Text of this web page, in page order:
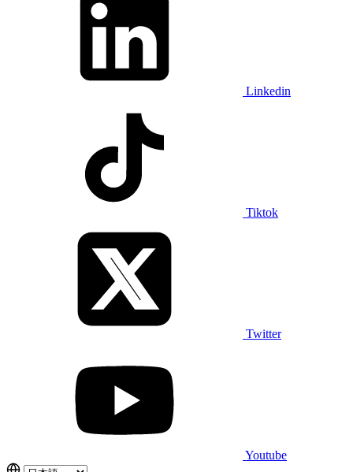
Linkedin
Tiktok
Twitter
Youtube